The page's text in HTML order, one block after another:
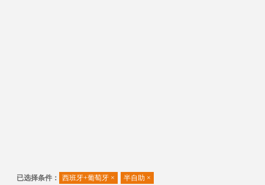
已选择条件： 西班牙+葡萄牙 × 半自助 ×